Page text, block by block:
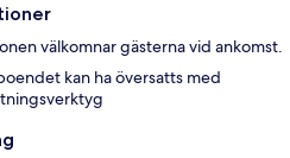
välkomnar gästerna vid ankomst.
kan ha översatts med